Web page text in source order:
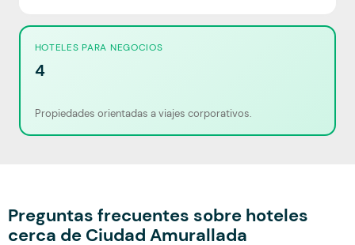
HOTELES PARA NEGOCIOS
4
Propiedades orientadas a viajes corporativos.
Preguntas frecuentes sobre hoteles
cerca de Ciudad Amurallada